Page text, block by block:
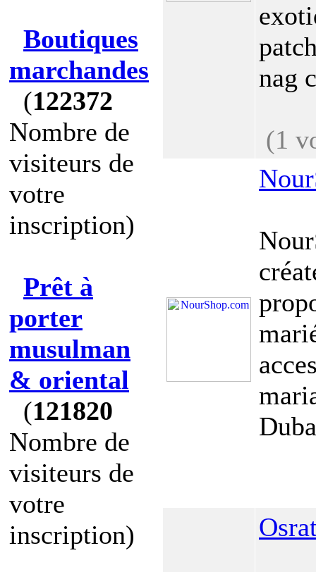
Boutiques
marchandes
(122372
Nombre de
visiteurs de
votre
inscription)
Prêt à
porter
musulman
& oriental
(121820
Nombre de
visiteurs de
votre
inscription)
nag
(1